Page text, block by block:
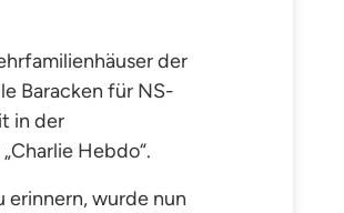
der
Baracken für NS-
in der
Hebdo“.
erinnern, wurde nun